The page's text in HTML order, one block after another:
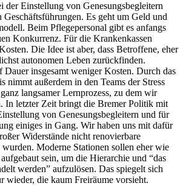
der Einstellung von Genesungsbegleitern
Geschäftsführungen. Es geht um Geld und
Beim Pflegepersonal gibt es anfangs
Konkurrenz. Für die Krankenkassen
Die Idee ist aber, dass Betroffene, eher
autonomen Leben zurückfinden.
Dauer insgesamt weniger Kosten. Durch das
nimmt außerdem in den Teams der Stress
langsamer Lernprozess, zu dem wir
In letzter Zeit bringt die Bremer Politik mit
von Genesungsbegleitern und für
einiges in Gang. Wir haben uns mit dafür
Widerstände nicht renovierbare
wurden. Moderne Stationen sollen eher wie
sein, um die Hierarchie und “das
werden” aufzulösen. Das spiegelt sich
wieder, die kaum Freiräume vorsieht.